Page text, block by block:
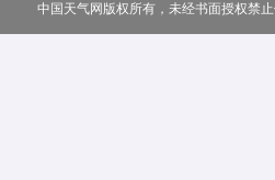
中国天气网版权所有，未经书面授权